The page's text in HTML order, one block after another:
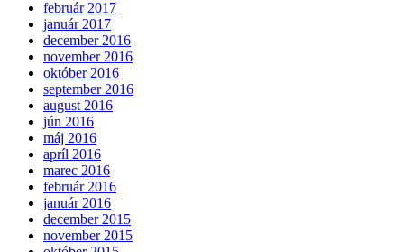
február 2017
január 2017
december 2016
november 2016
október 2016
september 2016
august 2016
jún 2016
máj 2016
apríl 2016
marec 2016
február 2016
január 2016
december 2015
november 2015